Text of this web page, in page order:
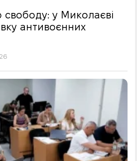
у Миколаєві
антивоєнних